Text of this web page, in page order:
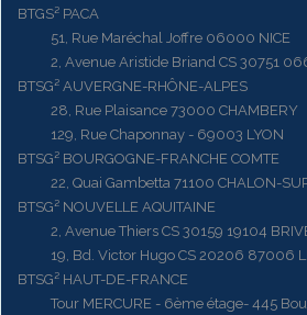
BTGS² PACA
51, Rue Maréchal Joffre 06000 NICE
2, Avenue Aristide Briand CS 30751
BTSG² AUVERGNE-RHÔNE-ALPES
28, Rue Plaisance 73000 CHAMBERY
129, Rue Chaponnay - 69003 LYON
BTSG² BOURGOGNE-FRANCHE COMTE
22, Quai Gambetta 71100 CHALON-
BTSG² NOUVELLE AQUITAINE
2, Avenue Thiers CS 30159 19104
19, Bd. Victor Hugo CS 20206 87006
BTSG² HAUT-DE-FRANCE
Tour MERCURE - 6ème étage- 445